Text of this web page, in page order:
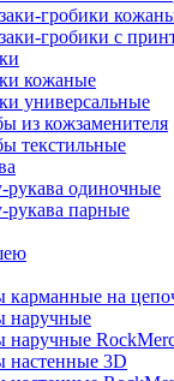
гробики
гробики с
кожаные
универсальные
из кожзаменителя
текстильные
рукава одиночные
рукава парные
карманные на
наручные
наручные
настенные 3D